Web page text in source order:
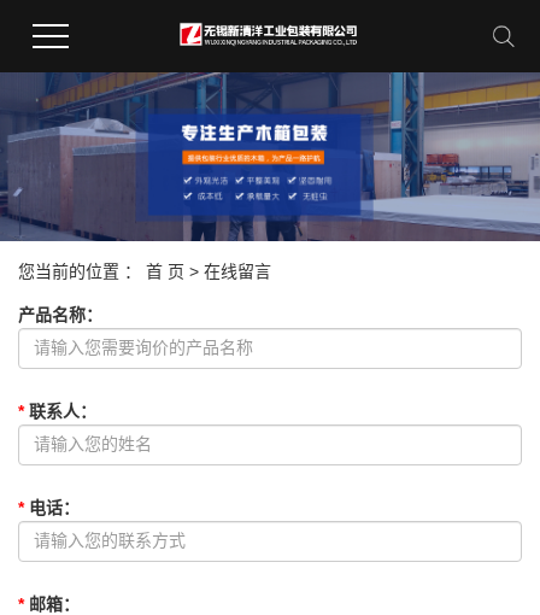
您当前的位置 ： 首 页 > 在线留言
产品名称：
* 联系人：
* 电话：
* 邮箱：